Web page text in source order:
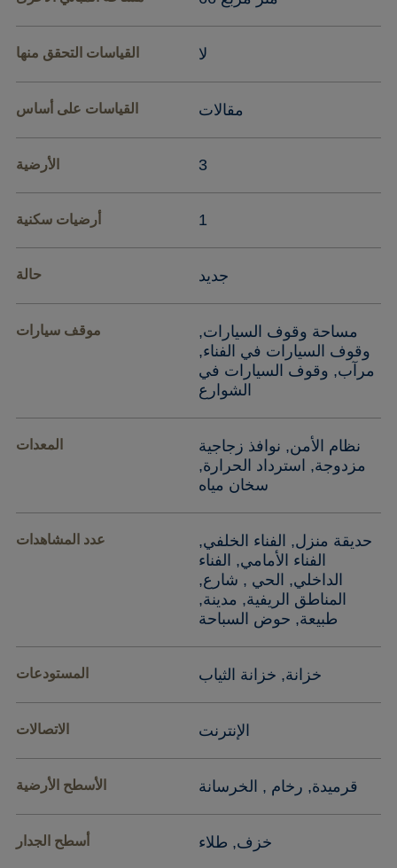
القياسات التحقق منها لا
القياسات على أساس مقالات
الأرضية 3
أرضيات سكنية 1
حالة جديد
موقف سيارات
مساحة وقوف السيارات,
وقوف السيارات في الفناء,
مرآب, وقوف السيارات في
الشوارع
المعدات
نظام الأمن, نوافذ زجاجية
مزدوجة, استرداد الحرارة,
سخان مياه
عدد المشاهدات
حديقة منزل, الفناء الخلفي,
الفناء الأمامي, الفناء
الداخلي, الحي , شارع,
المناطق الريفية, مدينة,
طبيعة, حوض السباحة
المستودعات خزانة, خزانة الثياب
الاتصالات الإنترنت
الأسطح الأرضية قرميدة, رخام , الخرسانة
أسطح الجدار خزف, طلاء